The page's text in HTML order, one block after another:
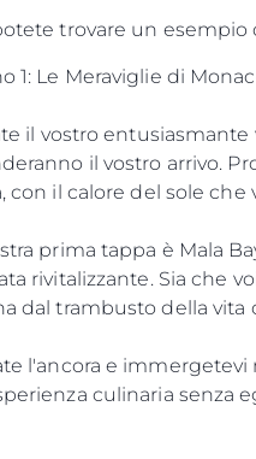
trovare un
1: Le Meraviglie di
il vostro
il vostro arrivo.
con il calore del sole
prima tappa è Mala
rivitalizzante. Sia che
dal trambusto della vita
l'ancora e immergetevi
culinaria senza